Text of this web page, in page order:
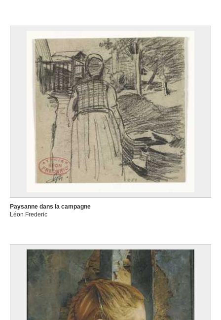
Paysanne dans la campagne
Léon Frederic